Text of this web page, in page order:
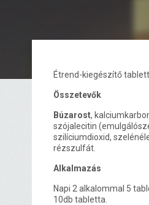
Étrend-kiegészítő
Összetevők
Búzarost,
szójalecitin
szilíciumdioxid,
rézszulfát.
Alkalmazás
Napi 2 alkalommal 5
10db tabletta.